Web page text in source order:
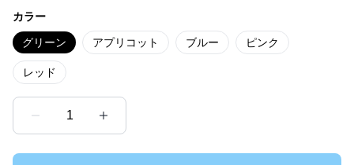
カラー
グリーン アプリコット ブルー ピンク
レッド
1